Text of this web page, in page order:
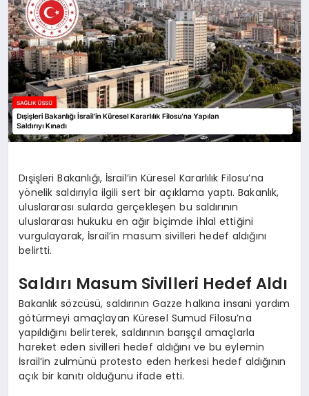
Dışişleri Bakanlığı, İsrail’in Küresel Kararlılık Filosu’na
yönelik saldırıyla ilgili sert bir açıklama yaptı. Bakanlık,
uluslararası sularda gerçekleşen bu saldırının
uluslararası hukuku en ağır biçimde ihlal ettiğini
vurgulayarak, İsrail’in masum sivilleri hedef aldığını
belirtti.
Saldırı Masum Sivilleri Hedef Aldı
Bakanlık sözcüsü, saldırının Gazze halkına insani yardım
götürmeyi amaçlayan Küresel Sumud Filosu’na
yapıldığını belirterek, saldırının barışçıl amaçlarla
hareket eden sivilleri hedef aldığını ve bu eylemin
İsrail’in zulmünü protesto eden herkesi hedef aldığının
açık bir kanıtı olduğunu ifade etti.